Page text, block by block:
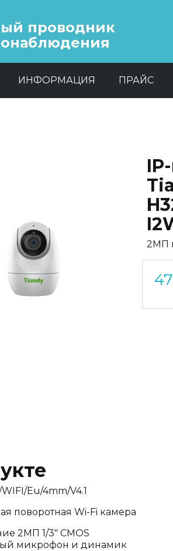
проводник
ИНФОРМАЦИЯ ПРАЙС
2МП
Eu/4mm/V4.1
поворотная Wi-Fi камера
2МП 1/3" CMOS
микрофон и динамик